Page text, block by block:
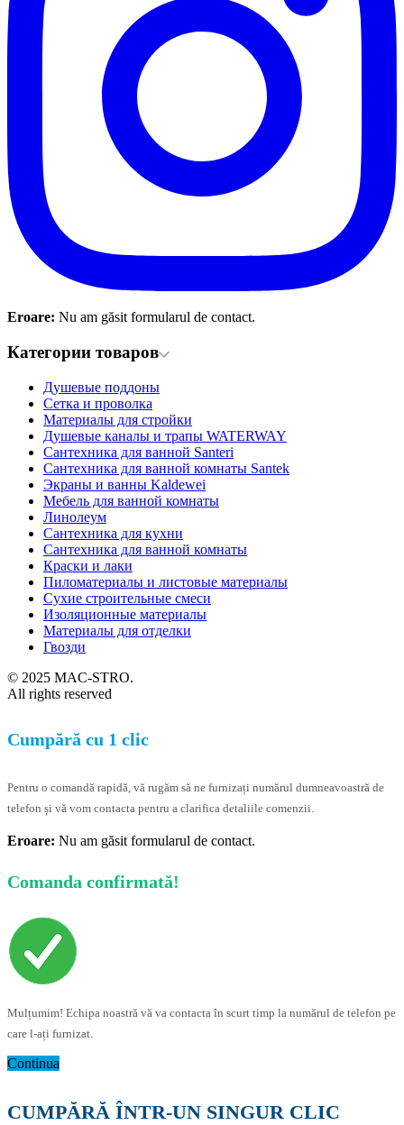
Eroare: Nu am găsit formularul de contact.
Категории товаров
Душевые поддоны
Сетка и проволка
Материалы для стройки
Душевые каналы и трапы WATERWAY
Сантехника для ванной Santeri
Сантехника для ванной комнаты Santek
Экраны и ванны Kaldewei
Мебель для ванной комнаты
Линолеум
Сантехника для кухни
Сантехника для ванной комнаты
Краски и лаки
Пиломатериалы и листовые материалы
Сухие строительные смеси
Изоляционные материалы
Материалы для отделки
Гвозди
© 2025 MAC-STRO.
All rights reserved
Cumpără cu 1 clic
Pentru o comandă rapidă, vă rugăm să ne furnizați numărul dumneavoastră de
telefon și vă vom contacta pentru a clarifica detaliile comenzii.
Eroare: Nu am găsit formularul de contact.
Comanda confirmată!
Mulțumim! Echipa noastră vă va contacta în scurt timp la numărul de telefon pe
care l-ați furnizat.
Continua
CUMPĂRĂ ÎNTR-UN SINGUR CLIC